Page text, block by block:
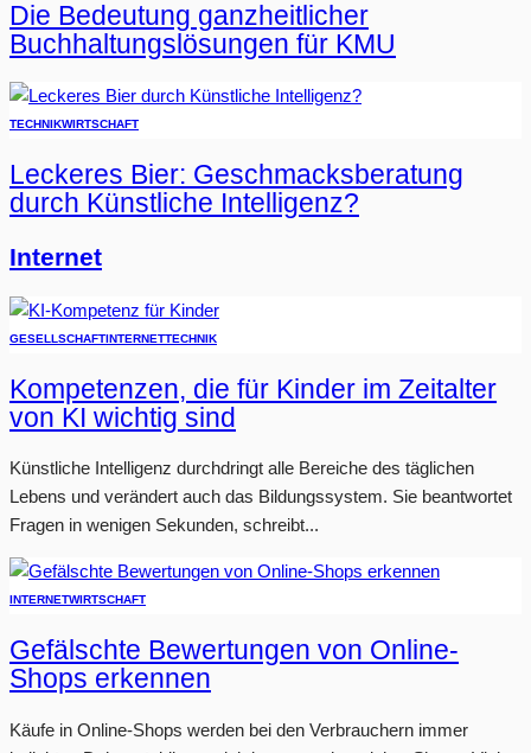
Die Bedeutung ganzheitlicher
Buchhaltungslösungen für KMU
TECHNIKWIRTSCHAFT
Leckeres Bier: Geschmacksberatung
durch Künstliche Intelligenz?
Internet
GESELLSCHAFTINTERNETTECHNIK
Kompetenzen, die für Kinder im Zeitalter
von KI wichtig sind
Künstliche Intelligenz durchdringt alle Bereiche des täglichen
Lebens und verändert auch das Bildungssystem. Sie beantwortet
Fragen in wenigen Sekunden, schreibt...
INTERNETWIRTSCHAFT
Gefälschte Bewertungen von Online-
Shops erkennen
Käufe in Online-Shops werden bei den Verbrauchern immer